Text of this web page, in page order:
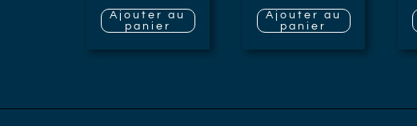
Ajouter au
panier
Ajouter au
panier